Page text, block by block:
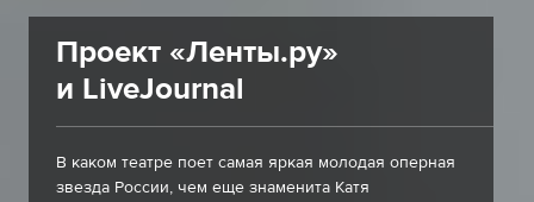
Проект «Ленты.ру»
и LiveJournal
В каком театре поет самая яркая молодая оперная
звезда России, чем еще знаменита Катя